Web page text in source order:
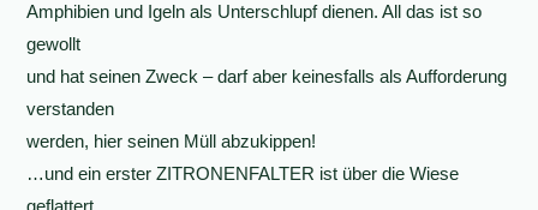
Amphibien und Igeln als Unterschlupf dienen. All das ist so
gewollt
und hat seinen Zweck – darf aber keinesfalls als Aufforderung
verstanden
werden, hier seinen Müll abzukippen!
…und ein erster ZITRONENFALTER ist über die Wiese
geflattert….